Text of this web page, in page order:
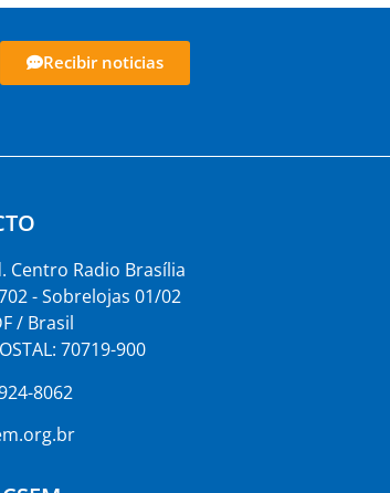
Recibir noticias
Centro Radio Brasília
- Sobrelojas 01/02
/ Brasil
70719-900
8062